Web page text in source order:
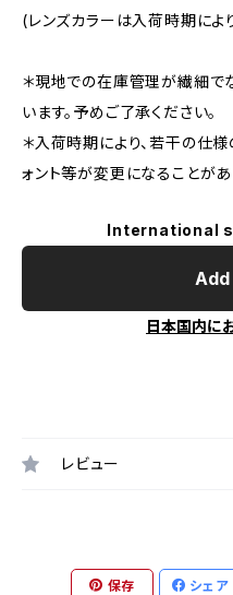
(レンズカラーは入荷時期によ
＊現地での在庫管理が繊細で
います。予めご了承ください。
＊入荷時期により、若干の仕
ォント等が変更になることがあ
International
日本国内に
レビュー
保存 シェア